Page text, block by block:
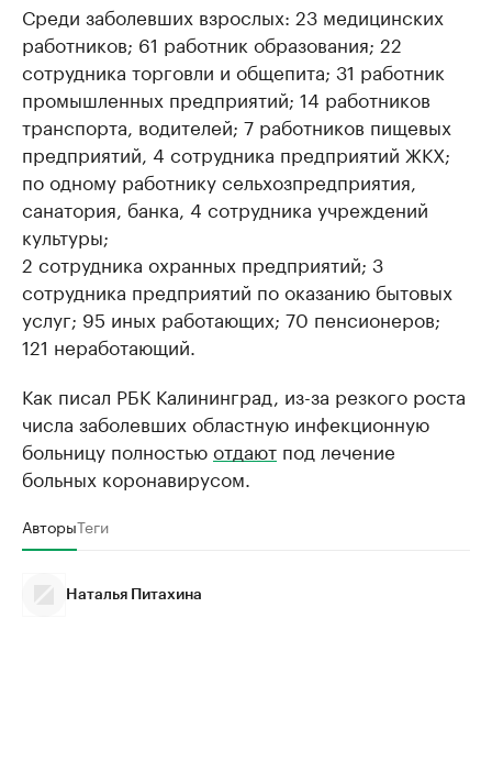
Среди заболевших взрослых: 23 медицинских
работников; 61 работник образования; 22
сотрудника торговли и общепита; 31 работник
промышленных предприятий; 14 работников
транспорта, водителей; 7 работников пищевых
предприятий, 4 сотрудника предприятий ЖКХ;
по одному работнику сельхозпредприятия,
санатория, банка, 4 сотрудника учреждений
культуры;
2 сотрудника охранных предприятий; 3
сотрудника предприятий по оказанию бытовых
услуг; 95 иных работающих; 70 пенсионеров;
121 неработающий.
Как писал РБК Калининград, из-за резкого роста
числа заболевших областную инфекционную
больницу полностьюотдают под лечение
больных коронавирусом.
АвторыТеги
Наталья Питахина